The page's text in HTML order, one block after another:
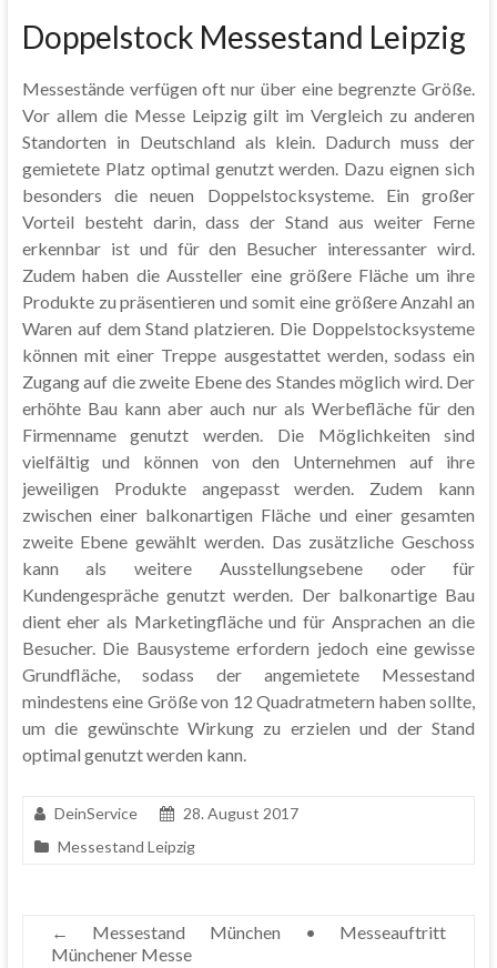
Doppelstock Messestand Leipzig
Messestände verfügen oft nur über eine begrenzte Größe.
Vor allem die Messe Leipzig gilt im Vergleich zu anderen
Standorten in Deutschland als klein. Dadurch muss der
gemietete Platz optimal genutzt werden. Dazu eignen sich
besonders die neuen Doppelstocksysteme. Ein großer
Vorteil besteht darin, dass der Stand aus weiter Ferne
erkennbar ist und für den Besucher interessanter wird.
Zudem haben die Aussteller eine größere Fläche um ihre
Produkte zu präsentieren und somit eine größere Anzahl an
Waren auf dem Stand platzieren. Die Doppelstocksysteme
können mit einer Treppe ausgestattet werden, sodass ein
Zugang auf die zweite Ebene des Standes möglich wird. Der
erhöhte Bau kann aber auch nur als Werbefläche für den
Firmenname genutzt werden. Die Möglichkeiten sind
vielfältig und können von den Unternehmen auf ihre
jeweiligen Produkte angepasst werden. Zudem kann
zwischen einer balkonartigen Fläche und einer gesamten
zweite Ebene gewählt werden. Das zusätzliche Geschoss
kann als weitere Ausstellungsebene oder für
Kundengespräche genutzt werden. Der balkonartige Bau
dient eher als Marketingfläche und für Ansprachen an die
Besucher. Die Bausysteme erfordern jedoch eine gewisse
Grundfläche, sodass der angemietete Messestand
mindestens eine Größe von 12 Quadratmetern haben sollte,
um die gewünschte Wirkung zu erzielen und der Stand
optimal genutzt werden kann.
DeinService
28. August 2017
Messestand Leipzig
←
Messestand München • Messeauftritt
Münchener Messe